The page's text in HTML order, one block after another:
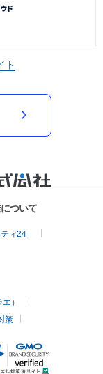
ト
ついて
ィ24」
）
策